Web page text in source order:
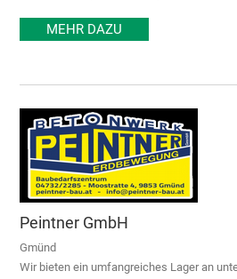
MEHR DAZU
Peintner GmbH
Gmünd
Wir bieten ein umfangreiches Lager an